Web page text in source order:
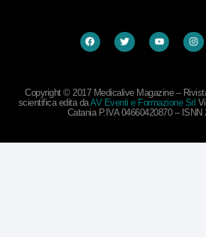
Copyright © 2017 Medicalive Magazine –
scientifica edita daAV Eventi e Formazione Srl
Catania P.IVA 04660420870 – ISNN